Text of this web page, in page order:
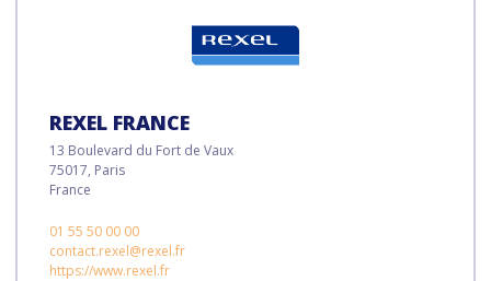
REXEL FRANCE
13 Boulevard du Fort de Vaux
75017, Paris
France
01 55 50 00 00
contact.rexel@rexel.fr
https://www.rexel.fr